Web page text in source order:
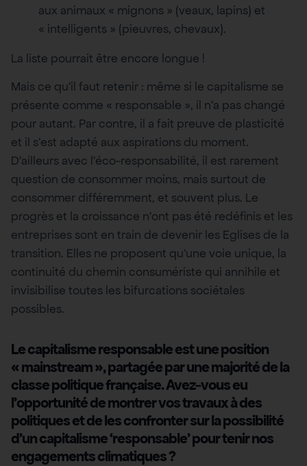
aux animaux « mignons » (veaux, lapins) et
« intelligents » (pieuvres, chevaux).
La liste pourrait être encore longue !
Mais ce qu’il faut retenir : même si le capitalisme se
présente comme « responsable », il n’a pas changé
pour autant. Par contre, il a fait preuve de plasticité
et il s’est adapté aux aspirations du moment.
D’ailleurs avec l’éco-responsabilité, il est rarement
question de consommer moins, mais surtout de
consommer différemment, et souvent plus. Le
progrès et la croissance n’ont pas été redéfinis et les
entreprises sont en train de devenir les Eglises de la
transition. Elles ne proposent qu’une voie unique, la
continuité du chemin consumériste qui annihile et
invisibilise toutes les bifurcations sociétales
possibles.
Le capitalisme responsable est une position
« mainstream », partagée par une majorité de la
classe politique française. Avez-vous eu
l’opportunité de montrer vos travaux à des
politiques et de les confronter sur la possibilité
d’un capitalisme ‘responsable’ pour tenir nos
engagements climatiques ?